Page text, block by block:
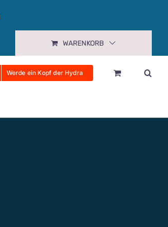
WARENKORB
Werde ein Kopf der Hydra